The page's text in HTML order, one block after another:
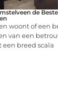
de
woont of een
van een
breed scala